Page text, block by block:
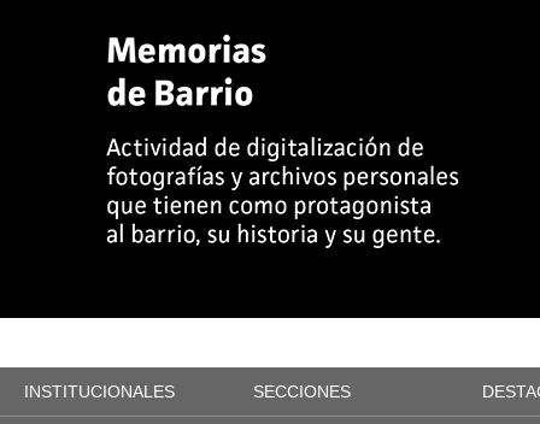
INSTITUCIONALES SECCIONES